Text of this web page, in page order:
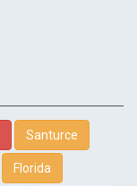
Santurce
Florida